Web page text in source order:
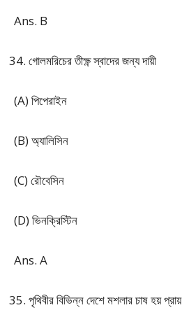
Ans. B
গোলমরিচের তীক্ষ্ণ স্বাদের জন্য দায়ী
(A) পিপেরাইন
(B) অ্যালিসিন
(C) রৌবেসিন
(D) ভিনক্রিস্টিন
Ans. A
পৃথিবীর বিভিন্ন দেশে মশলার চাষ হয় প্রায়